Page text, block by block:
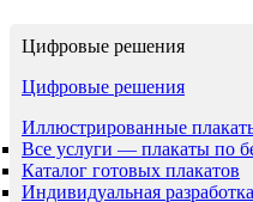
Цифровые решения
Цифровые решения
Иллюстрированные
Все услуги — плакаты по
Каталог готовых плакатов
Индивидуальная